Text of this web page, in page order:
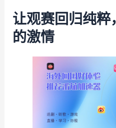
让观赛回归纯粹
的激情